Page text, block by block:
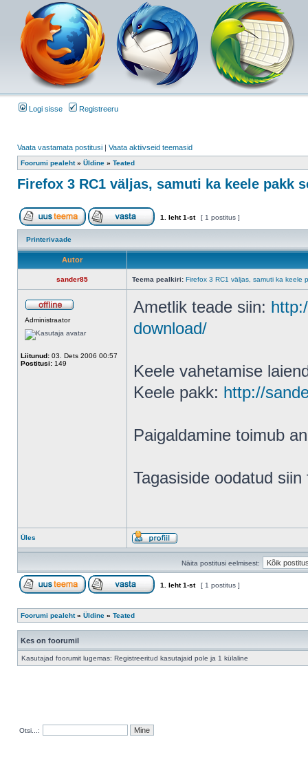
Logi sisse Registreeru
Vaata vastamata postitusi | Vaata aktiivseid teemasid
Foorumi pealeht» Üldine » Teated
Firefox 3 RC1 väljas, samuti ka keele pakk
1 . leht1-st [ 1 postitus ]
Printerivaade
Autor
sander85 Teema pealkiri: Firefox 3 RC1 väljas, samuti ka keele
Administraator
Liitunud: 03. Dets 2006 00:57
Postitusi: 149
Ametlik teade siin:
download/
Keele vahetamise
Keele pakk: http://
Paigaldamine toimub
Tagasiside oodatud
Üles
Näita postitusi eelmisest:
1 . leht1-st [ 1 postitus ]
Foorumi pealeht» Üldine » Teated
Kes on foorumil
Kasutajad foorumit lugemas: Registreeritud kasutajaid pole ja 1 külaline
Otsi...: